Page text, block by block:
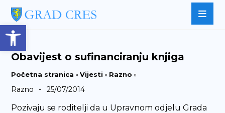
Open toolbar
Obavijest o sufinanciranju knjiga
Početna stranica »Vijesti » Razno »
Razno - 25/07/2014
Pozivaju se roditelji da u Upravnom odjelu Grada